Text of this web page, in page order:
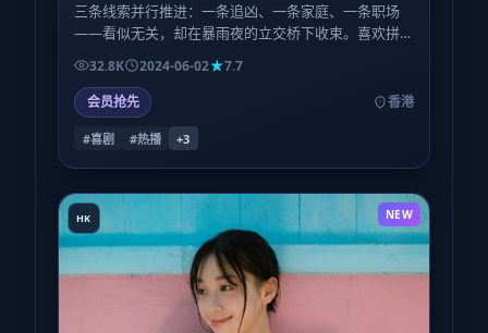
三条线索并行推进：一条追凶、一条家庭、一条职场
——看似无关，却在暴雨夜的立交桥下收束。喜欢拼
图式叙事的观众，会在二刷时捡到更多草蛇灰线。
32.8K 2024-06-02
7.7
会员抢先
香港
#喜剧 #热播 +3
HK NEW